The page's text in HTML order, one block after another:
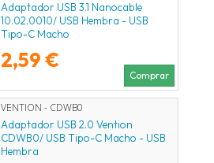
Adaptador USB 3.1 Nanocable
10.02.0010/ USB Hembra - USB
Tipo-C Macho
2,59 €
Comprar
VENTION - CDWB0
Adaptador USB 2.0 Vention
CDWB0/ USB Tipo-C Macho - USB
Hembra